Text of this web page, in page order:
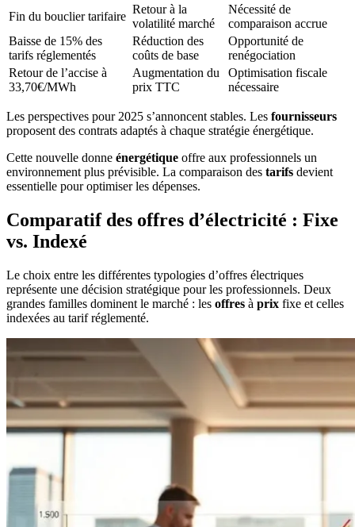
Fin du bouclier tarifaire
Retour à la
volatilité marché
Nécessité de
comparaison accrue
Baisse de 15% des
tarifs réglementés
Réduction des
coûts de base
Opportunité de
renégociation
Retour de l’accise à
33,70€/MWh
Augmentation du
prix TTC
Optimisation fiscale
nécessaire
Les perspectives pour 2025 s’annoncent stables. Les fournisseurs
proposent des contrats adaptés à chaque stratégie énergétique.
Cette nouvelle donne énergétique offre aux professionnels un
environnement plus prévisible. La comparaison des tarifs devient
essentielle pour optimiser les dépenses.
Comparatif des offres d’électricité : Fixe
vs. Indexé
Le choix entre les différentes typologies d’offres électriques
représente une décision stratégique pour les professionnels. Deux
grandes familles dominent le marché : les offres à prix fixe et celles
indexées au tarif réglementé.